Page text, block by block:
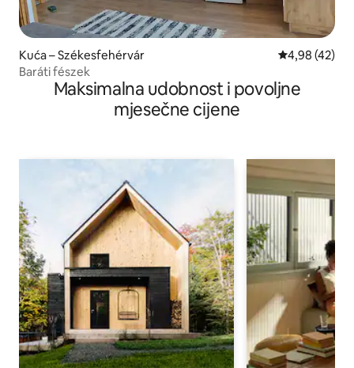
Kuća – Székesfehérvár Prosječna
4,98 (42)
Baráti fészek
Maksimalna udobnost i povoljne
mjesečne cijene